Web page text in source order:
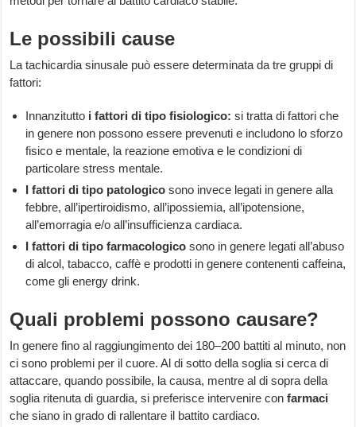
Le possibili cause
La tachicardia sinusale può essere determinata da tre gruppi di
fattori:
Innanzitutto i fattori di tipo fisiologico: si tratta di fattori che
in genere non possono essere prevenuti e includono lo sforzo
fisico e mentale, la reazione emotiva e le condizioni di
particolare stress mentale.
I fattori di tipo patologico sono invece legati in genere alla
febbre, all’ipertiroidismo, all’ipossiemia, all’ipotensione,
all’emorragia e/o all’insufficienza cardiaca.
I fattori di tipo farmacologico sono in genere legati all’abuso
di alcol, tabacco, caffè e prodotti in genere contenenti caffeina,
come gli energy drink.
Quali problemi possono causare?
In genere fino al raggiungimento dei 180–200 battiti al minuto, non
ci sono problemi per il cuore. Al di sotto della soglia si cerca di
attaccare, quando possibile, la causa, mentre al di sopra della
soglia ritenuta di guardia, si preferisce intervenire confarmaci
che siano in grado di rallentare il battito cardiaco.